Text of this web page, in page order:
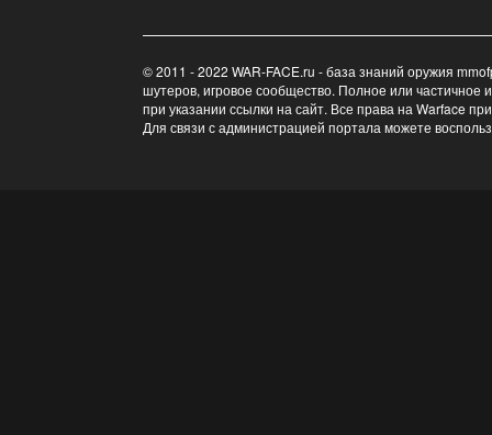
© 2011 - 2022 WAR-FACE.ru - база знаний оружия
шутеров, игровое сообщество. Полное или частичное
при указании ссылки на сайт. Все права на Warface
Для связи с администрацией портала можете